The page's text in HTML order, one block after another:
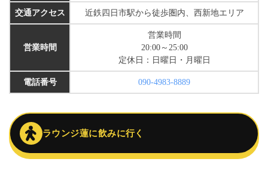
交通アクセス 近鉄四日市駅から徒歩圏内、西新地エリア
営業時間
営業時間
20:00～25:00
定休日：日曜日・月曜日
電話番号 090-4983-8889
ラウンジ蓮に飲みに行く